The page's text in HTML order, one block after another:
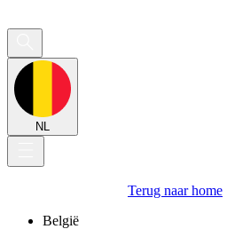
NL
Terug naar home
België